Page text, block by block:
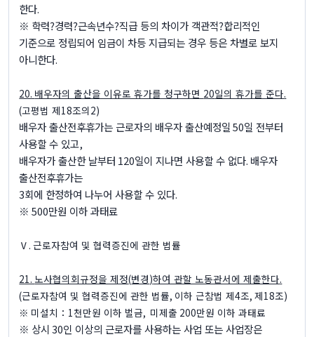
한다.
※ 학력?경력?근속년수?직급 등의 차이가 객관적?합리적인
기준으로 정립되어 임금이 차등 지급되는 경우 등은 차별로 보지
아니한다.
20. 배우자의 출산을 이유로 휴가를 청구하면 20일의 휴가를 준다.
(고평법 제18조의2)
배우자 출산전후휴가는 근로자의 배우자 출산예정일50일 전부터
사용할 수 있고,
배우자가 출산한 날부터 120일이 지나면 사용할 수 없다. 배우자
출산전후휴가는
3회에 한정하여 나누어 사용할 수 있다.
※ 500만원 이하 과태료
Ⅴ .근로자참여 및 협력증진에 관한 법률
21. 노사협의회규정을 제정(변경)하여 관할 노동관서에 제출한다.
(근로자참여 및 협력증진에 관한 법률, 이하 근참법 제4조,제18조)
※ 미설치： 1 천만원 이하 벌금, 미제출 200만원 이하 과태료
※ 상시30인 이상의 근로자를 사용하는 사업 또는 사업장은